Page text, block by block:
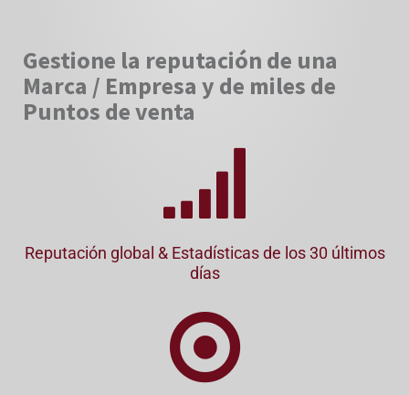
Gestione la reputación de una
Marca / Empresa y de miles de
Puntos de venta
Reputación global & Estadísticas de los 30 últimos
días